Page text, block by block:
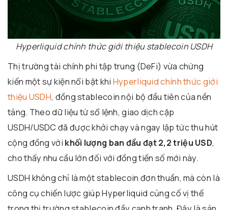
Hyperliquid chính thức giới thiệu stablecoin USDH
Thị trường tài chính phi tập trung (DeFi) vừa chứng
kiến một sự kiện nổi bật khi Hyperliquid chính thức giới
thiệu USDH, đồng stablecoin nội bộ đầu tiên của nền
tảng. Theo dữ liệu từ sổ lệnh, giao dịch cặp
USDH/USDC đã được khởi chạy và ngay lập tức thu hút
cộng đồng với khối lượng ban đầu đạt 2,2 triệu USD,
cho thấy nhu cầu lớn đối với đồng tiền số mới này.
USDH không chỉ là một stablecoin đơn thuần, mà còn là
công cụ chiến lược giúp Hyperliquid củng cố vị thế